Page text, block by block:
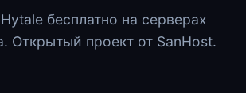
бесплатно на серверах
Открытый проект от SanHost.